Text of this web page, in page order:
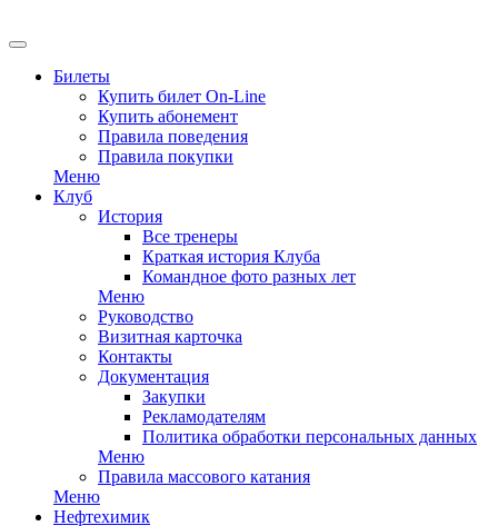
Билеты
Купить билет On-Line
Купить абонемент
Правила поведения
Правила покупки
Меню
Клуб
История
Все тренеры
Краткая история Клуба
Командное фото разных лет
Меню
Руководство
Визитная карточка
Контакты
Документация
Закупки
Рекламодателям
Политика обработки персональных данных
Меню
Правила массового катания
Меню
Нефтехимик